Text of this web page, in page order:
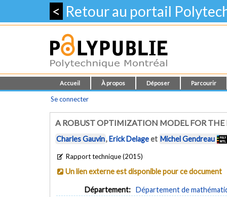
< Retour au portail
Accueil À propos Déposer Parcourir
Se connecter
A ROBUST OPTIMIZATION MODEL FOR THE
Charles Gauvin,Erick Delageet Michel Gendreau
Rapport technique (2015)
Un lien externe est disponible pour ce document
Département: Département de